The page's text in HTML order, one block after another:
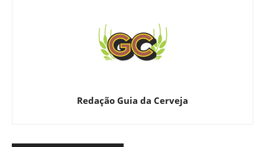
Redação Guia da Cerveja